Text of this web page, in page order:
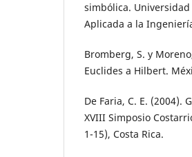
simbólica.
Aplicada a la
Bromberg, S. y
Euclides a Hilbert.
De Faria, C. E.
XVIII Simposio
1-15), Costa Rica.